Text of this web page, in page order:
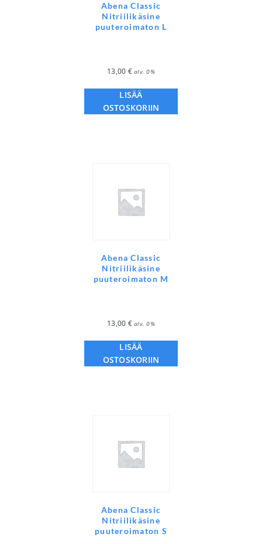
Abena Classic
Nitriilikäsine
puuteroimaton L
13,00 € alv. 0%
LISÄÄ
OSTOSKORIIN
Abena Classic
Nitriilikäsine
puuteroimaton M
13,00 € alv. 0%
LISÄÄ
OSTOSKORIIN
Abena Classic
Nitriilikäsine
puuteroimaton S